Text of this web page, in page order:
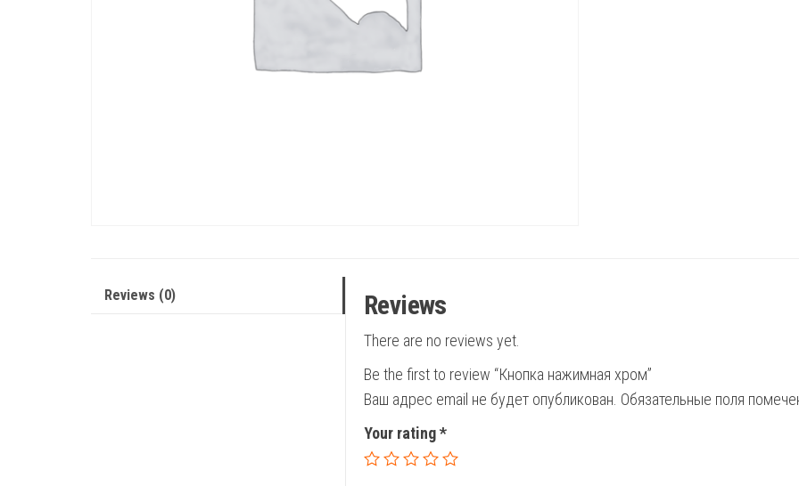
Reviews (0) Reviews
There are no reviews yet.
Be the first to review “Кнопка нажимная хром”
Ваш адрес email не будет опубликован. Обязательные поля
Your rating*